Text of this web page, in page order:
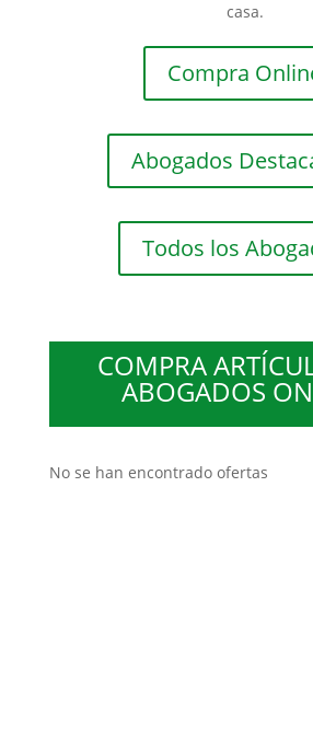
casa.
Compra
Abogados
Todos los
COMPRA
ABOGADOS
No se han encontrado ofertas